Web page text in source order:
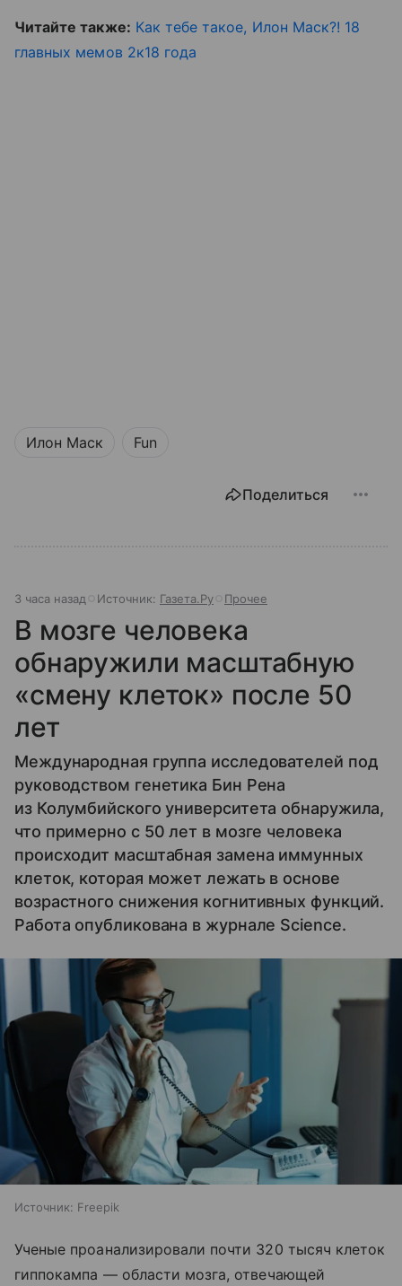
Читайте также: Как тебе такое, Илон Маск?! 18
главных мемов 2к18 года
Илон Маск Fun
Поделиться
3 часа назад Источник: Газета.Ру Прочее
В мозге человека
обнаружили масштабную
«смену клеток» после 50
лет
Международная группа исследователей под
руководством генетика Бин Рена
из Колумбийского университета обнаружила,
что примерно с 50 лет в мозге человека
происходит масштабная замена иммунных
клеток, которая может лежать в основе
возрастного снижения когнитивных функций.
Работа опубликована в журнале Science.
Источник: Freepik
Ученые проанализировали почти 320 тысяч клеток
гиппокампа — области мозга, отвечающей